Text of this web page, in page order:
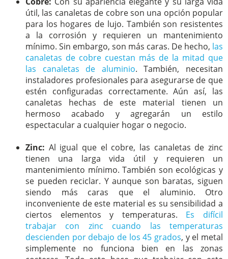
útil, las canaletas de cobre son una opción popular
para los hogares de lujo. También son resistentes
a la corrosión y requieren un mantenimiento
mínimo. Sin embargo, son más caras. De hecho, las
canaletas de cobre cuestan más de la mitad que
las canaletas de aluminio. También, necesitan
instaladores profesionales para asegurarse de que
estén configuradas correctamente. Aún así, las
canaletas hechas de este material tienen un
hermoso acabado y agregarán un estilo
espectacular a cualquier hogar o negocio.
Zinc: Al igual que el cobre, las canaletas de zinc
tienen una larga vida útil y requieren un
mantenimiento mínimo. También son ecológicas y
se pueden reciclar. Y aunque son baratas, siguen
siendo más caras que el aluminio. Otro
inconveniente de este material es su sensibilidad a
ciertos elementos y temperaturas. Es difícil
trabajar con zinc cuando las temperaturas
descienden por debajo de los 45 grados, y el metal
simplemente no funciona bien en las zonas